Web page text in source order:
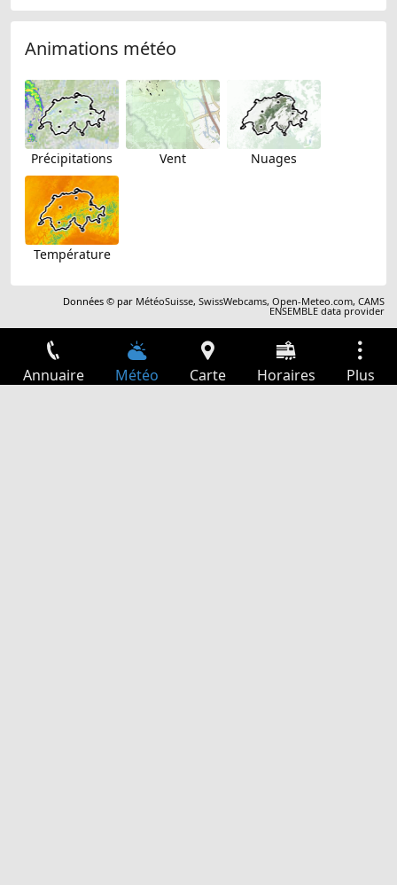
Animations météo
Précipitations Vent Nuages
Température
Données © par MétéoSuisse,SwissWebcams,Open-Meteo.com,CAMS
ENSEMBLE data provider
Annuaire Météo Carte Horaires Plus